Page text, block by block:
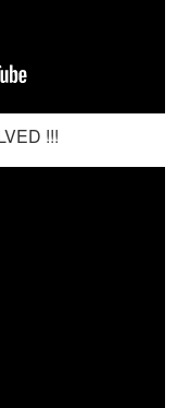
!!!